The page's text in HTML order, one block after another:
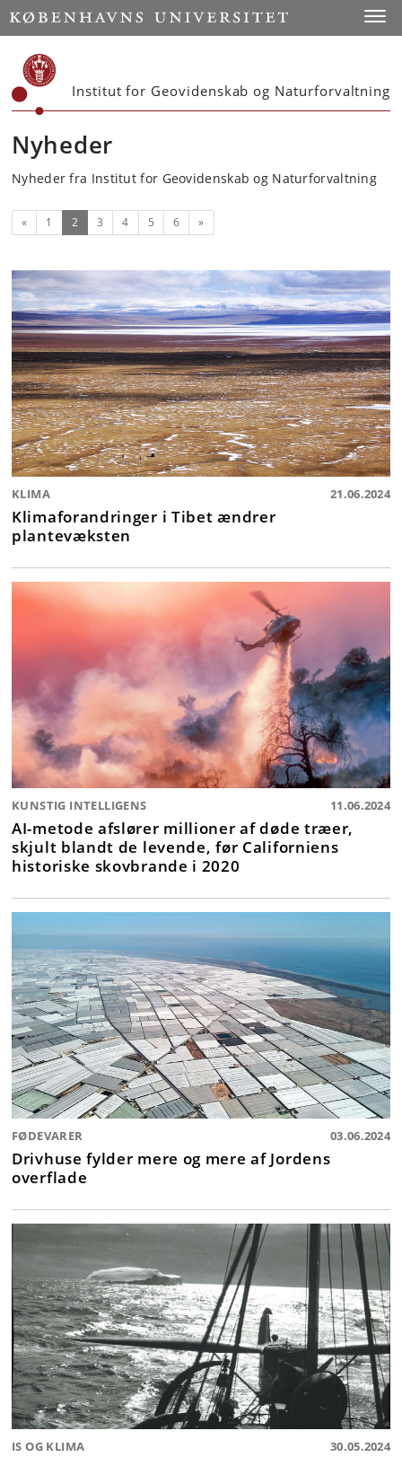
Start
Institut for Geovidenskab og Naturforvaltning
Nyheder
Nyheder fra Institut for Geovidenskab og Naturforvaltning
Forrige
« 1 2(nuværende)
3 4 5 6 Næste
»
KLIMA 21.06.2024
Klimaforandringer i Tibet ændrer
plantevæksten
KUNSTIG INTELLIGENS 11.06.2024
AI-metode afslører millioner af døde træer,
skjult blandt de levende, før Californiens
historiske skovbrande i 2020
FØDEVARER 03.06.2024
Drivhuse fylder mere og mere af Jordens
overflade
IS OG KLIMA 30.05.2024